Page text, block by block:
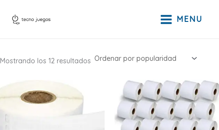
MENU
Mostrando los 12 resultados Ordenado